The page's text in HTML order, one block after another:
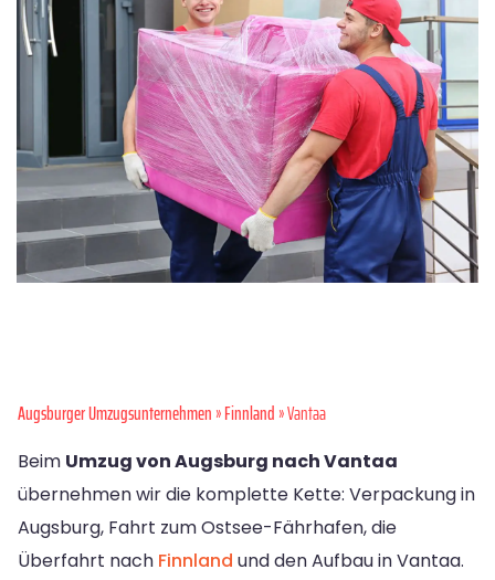
Augsburger Umzugsunternehmen»Finnland» Vantaa
Beim Umzug von Augsburg nach Vantaa
übernehmen wir die komplette Kette: Verpackung in
Augsburg, Fahrt zum Ostsee-Fährhafen, die
Überfahrt nach Finnland und den Aufbau in Vantaa.